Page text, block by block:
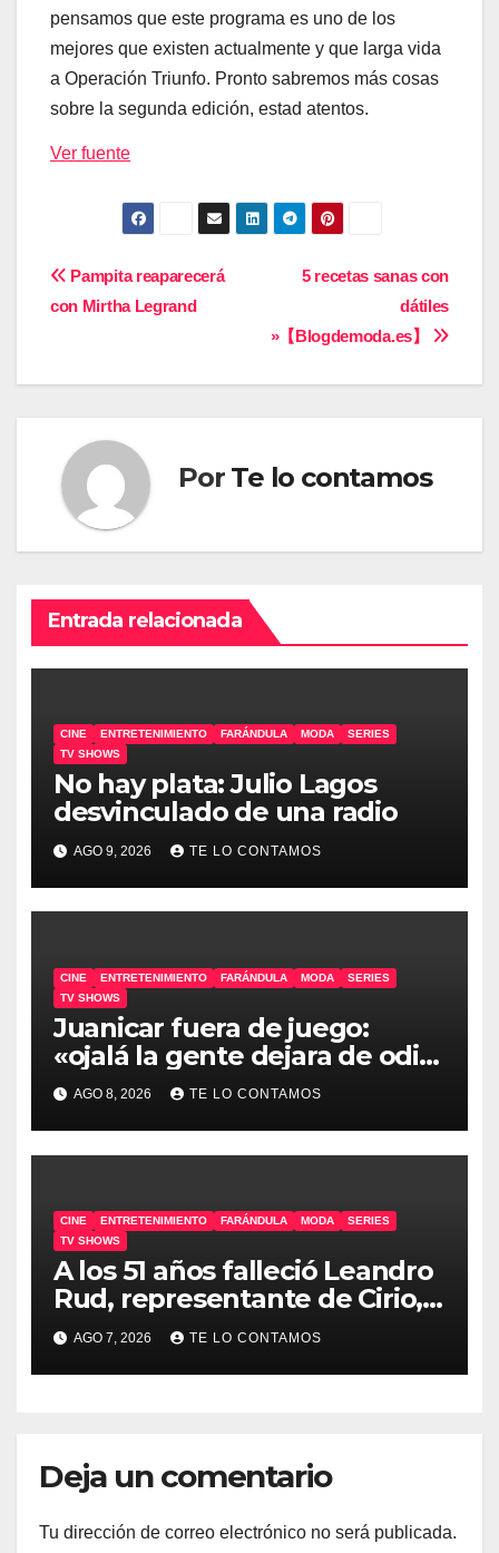
pensamos que este programa es uno de los
mejores que existen actualmente y que larga vida
a Operación Triunfo. Pronto sabremos más cosas
sobre la segunda edición, estad atentos.
Ver fuente
Navegación
entradas
5 recetas sanas con
dátiles
»【Blogdemoda.es】
Pampita reaparecerá
con Mirtha Legrand
Por Te lo contamos
Entrada relacionada
CINE ENTRETENIMIENTO FARÁNDULA MODA
SERIES
TV SHOWS
No hay plata: Julio Lagos
desvinculado de una radio
AGO 9, 2026 TE LO CONTAMOS
CINE ENTRETENIMIENTO FARÁNDULA MODA
SERIES
TV SHOWS
Juanicar fuera de juego:
«ojalá la gente dejara de odiar
tanto»
AGO 8, 2026 TE LO CONTAMOS
CINE ENTRETENIMIENTO FARÁNDULA MODA
SERIES
TV SHOWS
A los 51 años falleció Leandro
Rud, representante de Cirio,
Loly, Marengo y Maglietti
AGO 7, 2026 TE LO CONTAMOS
Deja un comentario
Tu dirección de correo electrónico no será publicada.